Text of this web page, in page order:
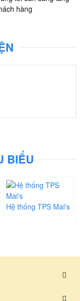
hàng
BIỂU
Hệ thống TPS Mai's